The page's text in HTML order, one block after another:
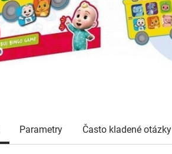
Parametry Často kladené otázky